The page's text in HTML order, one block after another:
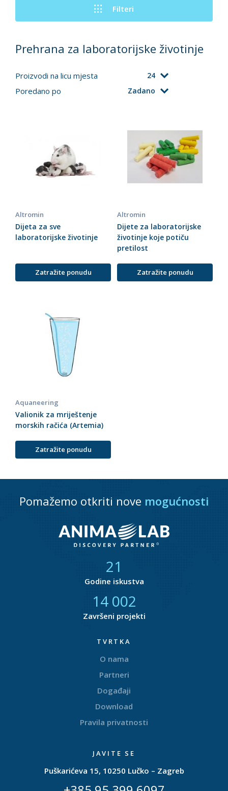
Filteri
Prehrana za laboratorijske životinje
Proizvodi na licu mjesta 24
Poredano po Zadano
Altromin
Dijeta za sve
laboratorijske životinje
Zatražite ponudu
Altromin
Dijete za laboratorijske
životinje koje potiču
pretilost
Zatražite ponudu
Aquaneering
Valionik za mriještenje
morskih račića (Artemia)
Zatražite ponudu
Pomažemo otkriti nove mogućnosti
21
Godine iskustva
14 551
Završeni projekti
TVRTKA
O nama
Partneri
Događaji
Download
Pravila privatnosti
JAVITE SE
Puškarićeva 15, 10250 Lučko – Zagreb